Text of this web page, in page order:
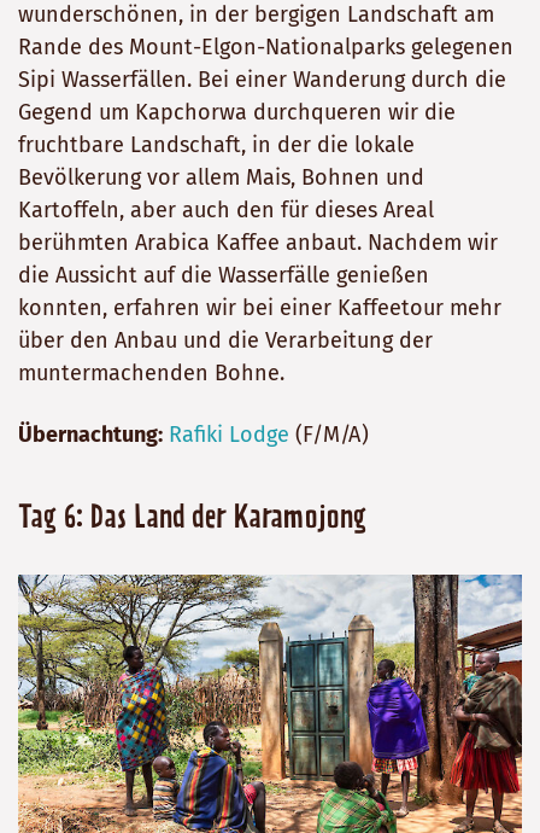
wunderschönen, in der bergigen Landschaft am
Rande des Mount-Elgon-Nationalparks gelegenen
Sipi Wasserfällen. Bei einer Wanderung durch die
Gegend um Kapchorwa durchqueren wir die
fruchtbare Landschaft, in der die lokale
Bevölkerung vor allem Mais, Bohnen und
Kartoffeln, aber auch den für dieses Areal
berühmten Arabica Kaffee anbaut. Nachdem wir
die Aussicht auf die Wasserfälle genießen
konnten, erfahren wir bei einer Kaffeetour mehr
über den Anbau und die Verarbeitung der
muntermachenden Bohne.
Übernachtung: Rafiki Lodge (F/M/A)
Tag 6: Das Land der Karamojong